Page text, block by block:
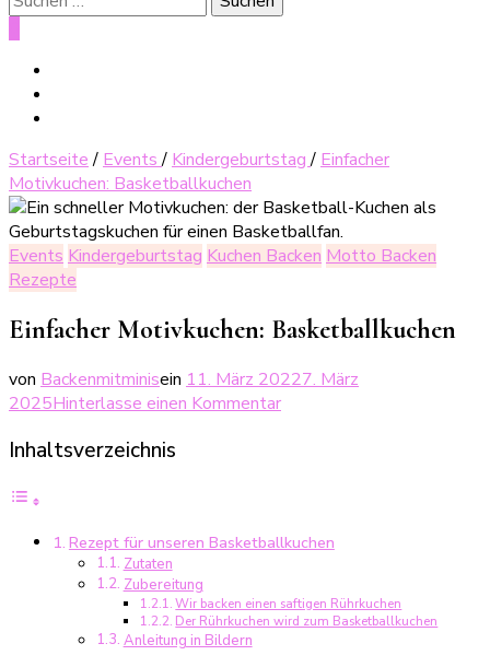
nach:
Startseite / Events/ Kindergeburtstag/ Einfacher
Motivkuchen: Basketballkuchen
Events Kindergeburtstag Kuchen Backen Motto Backen
Rezepte
Einfacher Motivkuchen: Basketballkuchen
von Backenmitminisein 11. März 20227. März
2025Hinterlasse einen Kommentarzu
Inhaltsverzeichnis
Rezept für unseren Basketballkuchen
Zutaten
Zubereitung
Wir backen einen saftigen Rührkuchen
Der Rührkuchen wird zum Basketballkuchen
Anleitung in Bildern